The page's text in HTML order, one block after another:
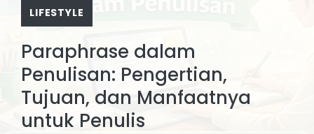
LIFESTYLE
Paraphrase dalam
Penulisan: Pengertian,
Tujuan, dan Manfaatnya
untuk Penulis